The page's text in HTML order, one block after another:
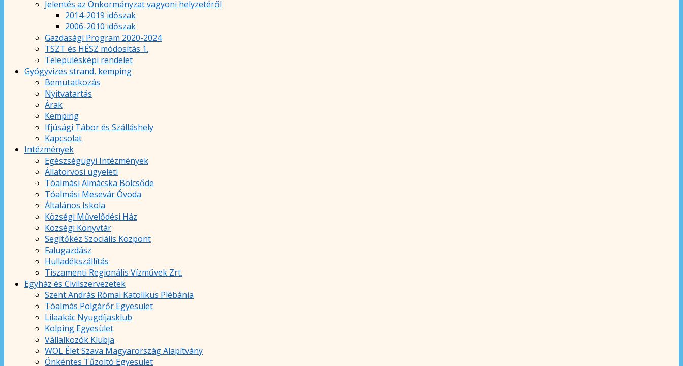
Jelentés az Önkormányzat vagyoni helyzetéről
2014-2019 időszak
2006-2010 időszak
Gazdasági Program 2020-2024
TSZT és HÉSZ módosítás 1.
Településképi rendelet
Gyógyvizes strand, kemping
Bemutatkozás
Nyitvatartás
Árak
Kemping
Ifjúsági Tábor és Szálláshely
Kapcsolat
Intézmények
Egészségügyi Intézmények
Állatorvosi ügyeleti
Tóalmási Almácska Bölcsőde
Tóalmási Mesevár Óvoda
Általános Iskola
Községi Művelődési Ház
Községi Könyvtár
Segítőkéz Szociális Központ
Falugazdász
Hulladékszállítás
Tiszamenti Regionális Vízművek Zrt.
Egyház és Civilszervezetek
Szent András Római Katolikus Plébánia
Tóalmás Polgárőr Egyesület
Lilaakác Nyugdíjasklub
Kolping Egyesület
Vállalkozók Klubja
WOL Élet Szava Magyarország Alapítvány
Önkéntes Tűzoltó Egyesület